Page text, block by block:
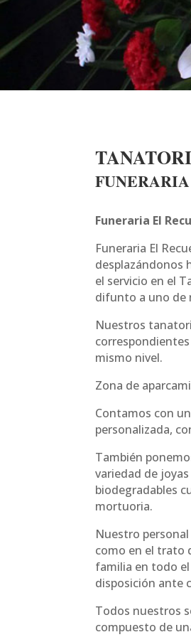
Funeraria El
Funeraria El
desplazándonos
el servicio en el
difunto a uno de
Nuestros
mismo nivel.
Zona de
Contamos con
personalizada,
También
variedad de
biodegradables
mortuoria.
Nuestro
como en el trato
familia en todo
disposición ante
Todos nuestros
compuesto de